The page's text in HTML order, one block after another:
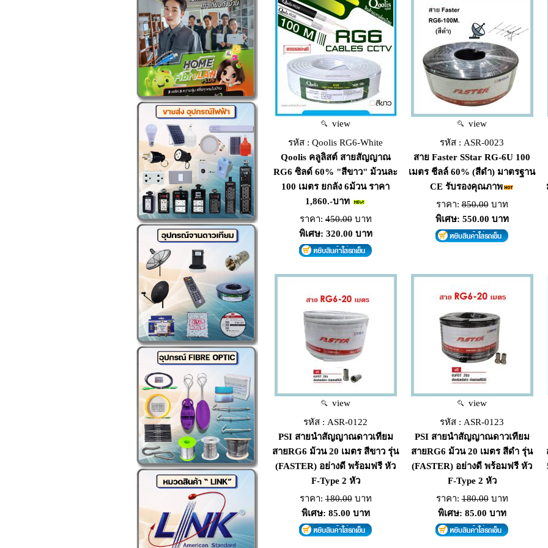
view
รหัส : Qoolis RG6-White
Qoolis คลูลิสต์ สายสัญญาณ
RG6 ซิลด์ 60% "สีขาว" ม้วนละ
100 เมตร ยกลัง 6ม้วน ราคา
1,860.-บาท
ราคา:450.00บาท
พิเศษ: 320.00 บาท
view
รหัส : ASR-0023
สาย Faster SStar RG-6U 100
เมตร ชีลล์ 60% (สีดำ) มาตรฐาน
CE รับรองคุณภาพ
ราคา:850.00บาท
พิเศษ: 550.00 บาท
view
รหัส : ASR-0122
PSI สายนำสัญญาณดาวเทียม
สายRG6 ม้วน 20 เมตร สีขาว รุ่น
(FASTER) อย่างดี พร้อมฟรี หัว
F-Type 2 หัว
ราคา:180.00บาท
พิเศษ: 85.00 บาท
view
รหัส : ASR-0123
PSI สายนำสัญญาณดาวเทียม
สายRG6 ม้วน 20 เมตร สีดำ รุ่น
(FASTER) อย่างดี พร้อมฟรี หัว
F-Type 2 หัว
ราคา:180.00บาท
พิเศษ: 85.00 บาท